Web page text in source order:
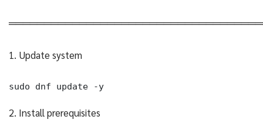
1. Update system
sudo dnf update -y
2. Install prerequisites